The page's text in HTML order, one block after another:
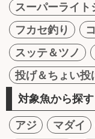
スーパーライト
フカセ釣り
スッテ＆ツノ
投げ＆ちょい投
対象魚から探す
アジ マダイ